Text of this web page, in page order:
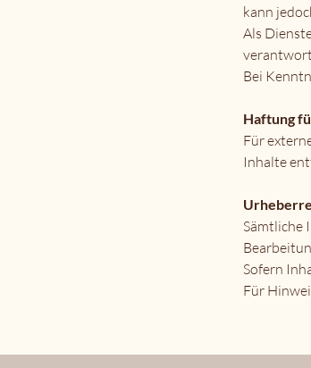
kann
Als
Bei
Haftung
Für
Inhalte
Sämtliche
Sofern
Für